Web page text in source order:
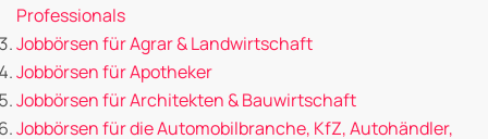
Professionals
Jobbörsen für Agrar & Landwirtschaft
Jobbörsen für Apotheker
Jobbörsen für Architekten & Bauwirtschaft
Jobbörsen für die Automobilbranche, KfZ, Autohändler,